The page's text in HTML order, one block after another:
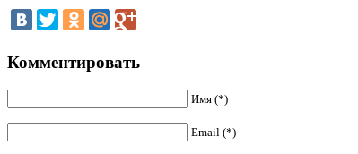
Комментировать
Имя (*)
Email (*)